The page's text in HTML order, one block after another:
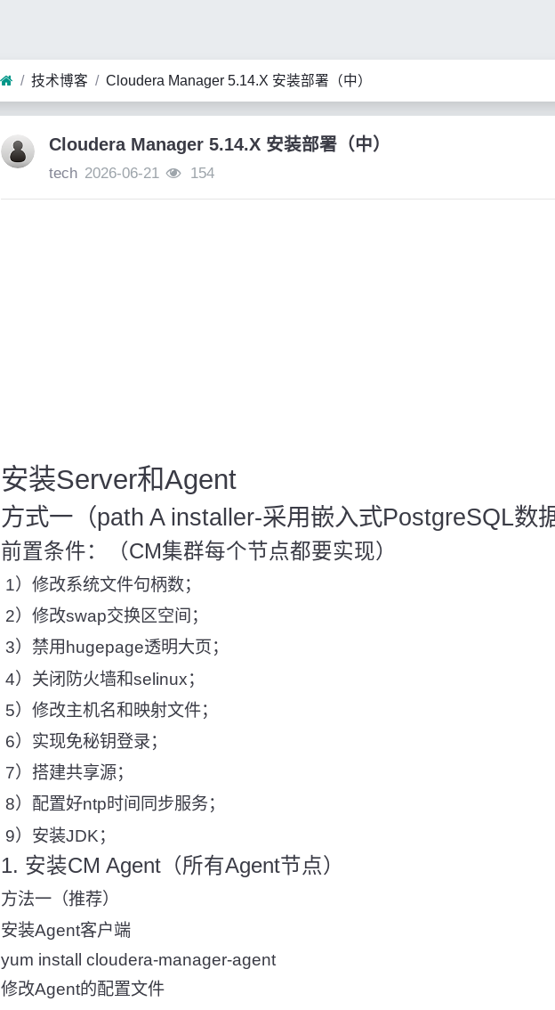
技术博客 Cloudera Manager 5.14.X 安装部署（中）
Cloudera Manager 5.14.X 安装部署（中）
tech 2026-06-21 154
安装Server和Agent
方式一（path A installer-采用嵌入式PostgreSQL数
前置条件：（CM集群每个节点都要实现）
​ 1）修改系统文件句柄数；
​ 2）修改swap交换区空间；
​ 3）禁用hugepage透明大页；
​ 4）关闭防火墙和selinux；
​ 5）修改主机名和映射文件；
​ 6）实现免秘钥登录；
​ 7）搭建共享源；
​ 8）配置好ntp时间同步服务；
​ 9）安装JDK；
1. 安装CM Agent（所有Agent节点）
方法一（推荐）
安装Agent客户端
yum install cloudera-manager-agent
修改Agent的配置文件